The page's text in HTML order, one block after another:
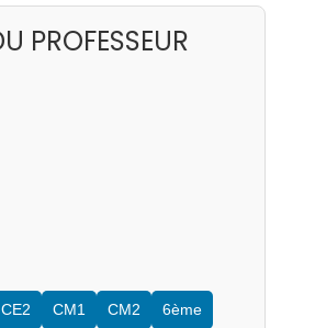
PROFESSEUR
CE2 CM1 CM2 6ème